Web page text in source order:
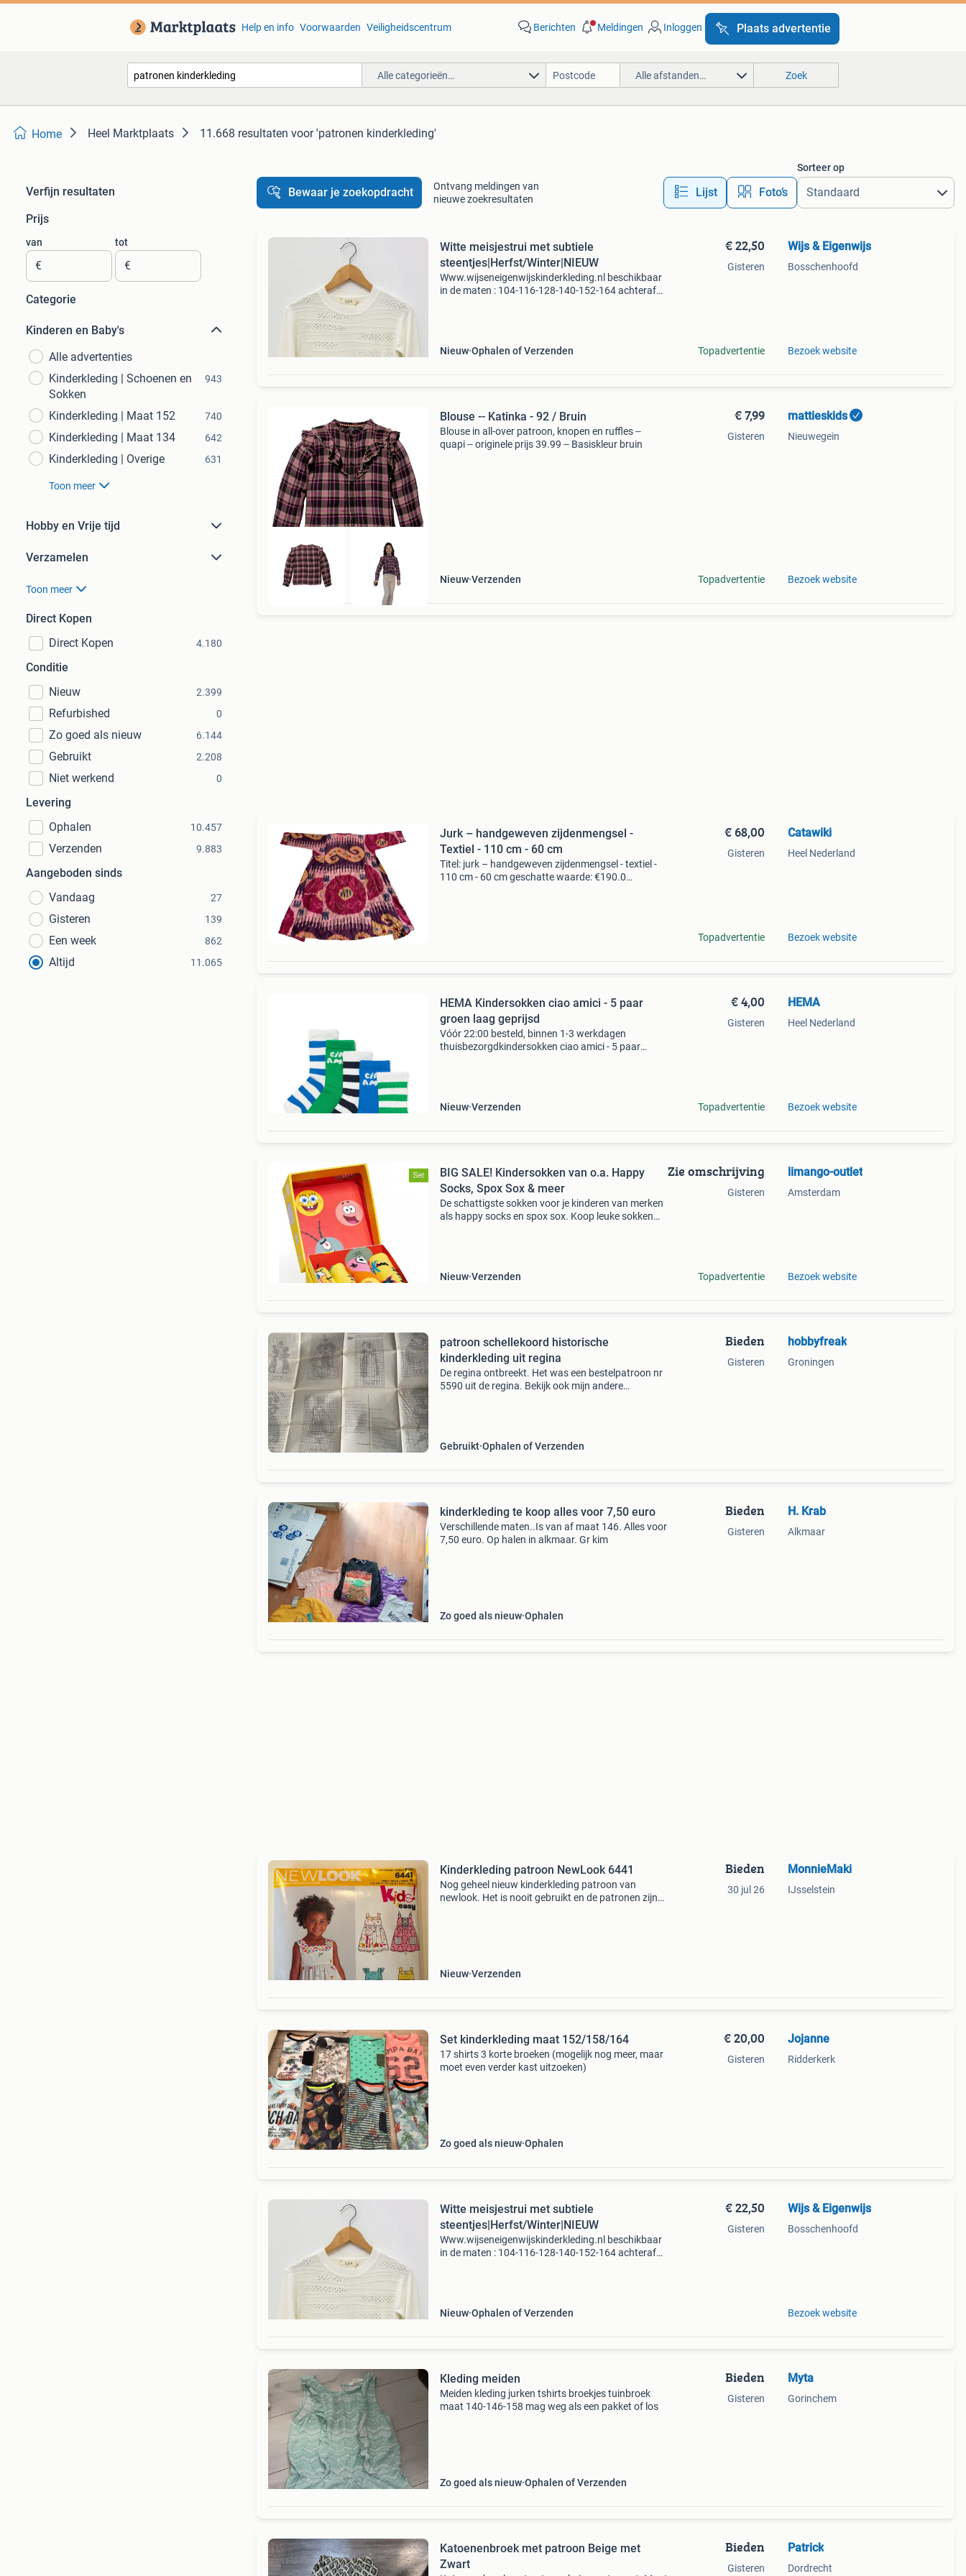
Help en info Voorwaarden Veiligheidscentrum Berichten Meldingen Inloggen Plaats advertentie
Alle categorieën… Alle afstanden… Zoek
Home Heel Marktplaats 11.668 resultaten voor 'patronen kinderkleding'
Verfijn resultaten
Prijs
van
€
tot
€
Categorie
Kinderen en Baby's
Alle advertenties
Kinderkleding | Schoenen en
Sokken
943
Kinderkleding | Maat 152 740
Kinderkleding | Maat 134 642
Kinderkleding | Overige 631
Toon meer
Hobby en Vrije tijd
Verzamelen
Toon meer
Direct Kopen
Direct Kopen
4.180
Conditie
Nieuw
2.399
Refurbished 0
Zo goed als nieuw 6.144
Gebruikt 2.208
Niet werkend 0
Levering
Ophalen
10.457
Verzenden 9.883
Aangeboden sinds
Vandaag
27
Gisteren 139
Een week 862
Altijd 11.065
Bewaar je zoekopdracht
Ontvang meldingen van
nieuwe zoekresultaten
Lijst Foto’s
Sorteer op
Witte meisjestrui met subtiele
steentjes|Herfst/Winter|NIEUW
Www.wijseneigenwijskinderkleding.nl beschikbaar
in de maten : 104-116-128-140-152-164 achteraf
Nieuw Ophalen of Verzenden
€ 22,50
Gisteren
Topadvertentie
Wijs & Eigenwijs
Bosschenhoofd
Bezoek website
Blouse -- Katinka - 92 / Bruin
Blouse in all-over patroon, knopen en ruffles --
quapi -- originele prijs 39.99 -- Basiskleur bruin
Nieuw Verzenden
€ 7,99
Gisteren
Topadvertentie
mattieskids
Nieuwegein
Bezoek website
Jurk – handgeweven zijdenmengsel -
Textiel - 110 cm - 60 cm
Titel: jurk – handgeweven zijdenmengsel - textiel -
110 cm - 60 cm geschatte waarde: €190.0
€ 68,00
Gisteren
Topadvertentie
Catawiki
Heel Nederland
Bezoek website
HEMA Kindersokken ciao amici - 5 paar
groen laag geprijsd
Vóór 22:00 besteld, binnen 1-3 werkdagen
thuisbezorgdkindersokken ciao amici - 5 paar
Nieuw Verzenden
€ 4,00
Gisteren
Topadvertentie
HEMA
Heel Nederland
Bezoek website
BIG SALE! Kindersokken van o.a. Happy
Socks, Spox Sox & meer
De schattigste sokken voor je kinderen van merken
als happy socks en spox sox. Koop leuke sokken
Nieuw Verzenden
Zie omschrijving
Gisteren
Topadvertentie
limango-outlet
Amsterdam
Bezoek website
patroon schellekoord historische
kinderkleding uit regina
De regina ontbreekt. Het was een bestelpatroon nr
5590 uit de regina. Bekijk ook mijn andere
Gebruikt Ophalen of Verzenden
Bieden
Gisteren
hobbyfreak
Groningen
kinderkleding te koop alles voor 7,50 euro
Verschillende maten..Is van af maat 146. Alles voor
7,50 euro. Op halen in alkmaar. Gr kim
Zo goed als nieuw Ophalen
Bieden
Gisteren
H. Krab
Alkmaar
Kinderkleding patroon NewLook 6441
Nog geheel nieuw kinderkleding patroon van
newlook. Het is nooit gebruikt en de patronen zijn
Nieuw Verzenden
Bieden
30 jul 26
MonnieMaki
IJsselstein
Set kinderkleding maat 152/158/164
17 shirts 3 korte broeken (mogelijk nog meer, maar
moet even verder kast uitzoeken)
Zo goed als nieuw Ophalen
€ 20,00
Gisteren
Jojanne
Ridderkerk
Witte meisjestrui met subtiele
steentjes|Herfst/Winter|NIEUW
Www.wijseneigenwijskinderkleding.nl beschikbaar
in de maten : 104-116-128-140-152-164 achteraf
Nieuw Ophalen of Verzenden
€ 22,50
Gisteren
Wijs & Eigenwijs
Bosschenhoofd
Bezoek website
Kleding meiden
Meiden kleding jurken tshirts broekjes tuinbroek
maat 140-146-158 mag weg als een pakket of los
Zo goed als nieuw Ophalen of Verzenden
Bieden
Gisteren
Myta
Gorinchem
Katoenenbroek met patroon Beige met
Zwart
Bieden
Gisteren
Patrick
Dordrecht